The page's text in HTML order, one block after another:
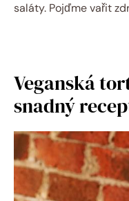
saláty. Pojďme vařit
Veganská
snadný